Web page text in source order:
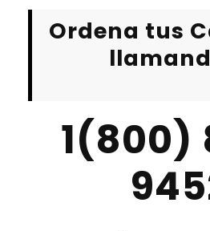
Ordena tus
1(800)